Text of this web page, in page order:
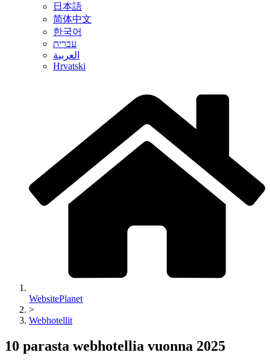
日本語
简体中文
한국어
עברית
العربية
Hrvatski
WebsitePlanet
>
Webhotellit
10 parasta webhotellia vuonna 2025